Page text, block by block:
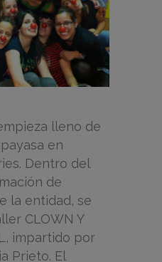
lleno de
en
Dentro del
de
la entidad, se
CLOWN Y
impartido por
Prieto. El